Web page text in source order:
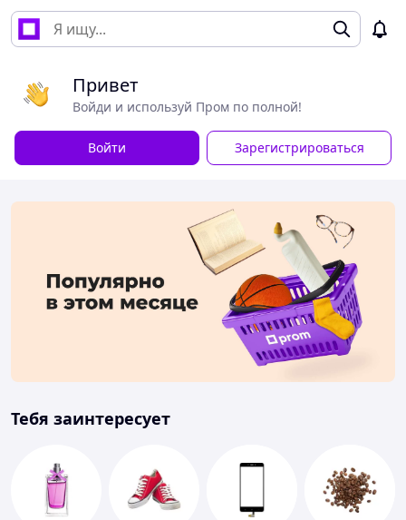
Привет
Войди и используй Пром по полной!
Войти Зарегистрироваться
Тебя заинтересует